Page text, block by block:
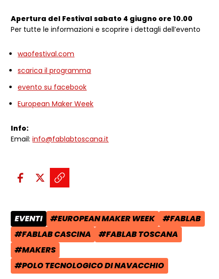
Apertura del Festival sabato 4 giugno ore 10.00
Per tutte le informazioni e scoprire i dettagli dell’evento
waofestival.com
scarica il programma
evento su facebook
European Maker Week
Info:
Email:info@fablabtoscana.it
Condividi sui social:
Condividi su Facebook - apre
Condividi su X - apre una
Copia il link e condividi -
CATEGORIA POST:
EVENTI TAG:
#EUROPEAN MAKER WEEK TAG:
#FABLAB
TAG:
#FABLAB CASCINA TAG:
#FABLAB TOSCANA
TAG:
#MAKERS
TAG:
#POLO TECNOLOGICO DI NAVACCHIO